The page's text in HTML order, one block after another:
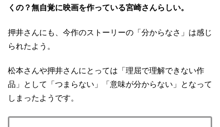
くの？無自覚に映画を作っている宮崎さんらしい。
押井さんにも、今作のストーリーの「分からなさ」は感じ
られたよう。
松本さんや押井さんにとっては「理屈で理解できない作
品」として「つまらない」「意味が分からない」となって
しまったようです。